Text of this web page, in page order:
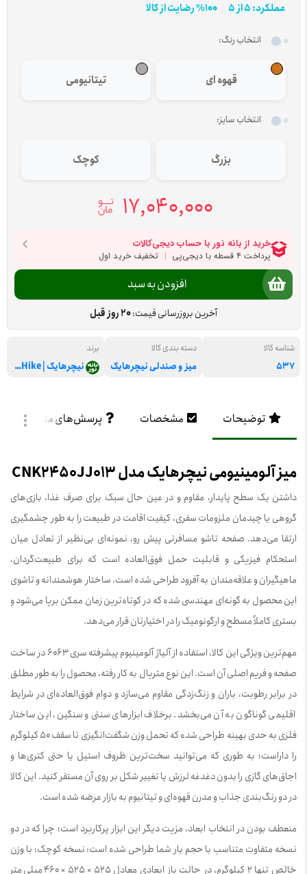
عملکرد: 5 از 5
100% رضایت از کالا
انتخاب رنگ:
قهوه ای تیتانیومی
انتخاب سایز:
بزرگ کوچک
17,040,000
افزودن به سبد
آخرین بروزرسانی قیمت:20 روز قبل
شناسه کالا
537
دسته بندی کالا
میز و صندلی نیچرهایک
برند
نیچرهایک | NatureHike
توضیحات مشخصات پرسش‌های متداول
میز آلومینیومی نیچرهایک مدل CNK2450JJ013
داشتن یک سطح پایدار، مقاوم و در عین حال سبک برای صرف غذا، بازی‌های
گروهی یا چیدمان ملزومات سفری، کیفیت اقامت در طبیعت را به طور چشمگیری
ارتقا می‌دهد. صفحه تاشو مسافرتی پیش رو، نمونه‌ای بی‌نظیر از تعادل میان
استحکام فیزیکی و قابلیت حمل فوق‌العاده است که برای طبیعت‌گردان،
ماهیگیران و علاقه‌مندان به آفرود طراحی شده است. ساختار هوشمندانه و تاشوی
این محصول به گونه‌ای مهندسی شده که در کوتاه‌ترین زمان ممکن برپا می‌شود و
بستری کاملاً مسطح و ارگونومیک را در اختیارتان قرار می‌دهد.
مهم‌ترین ویژگی این کالا، استفاده از آلیاژ آلومینیوم پیشرفته سری 6063 در ساخت
صفحه و فریم اصلی آن است. این نوع متریال به کار رفته، محصول را به طور مطلق
در برابر رطوبت، باران و زنگ‌زدگی مقاوم می‌سازد و دوام فوق‌العاده‌ای در شرایط
اقلیمی گوناگون به آن می‌بخشد. برخلاف ابزارهای سنتی و سنگین، این ساختار
فلزی به حدی بهینه طراحی شده که تحمل وزن شگفت‌انگیزی تا سقف 50 کیلوگرم
را داراست؛ به طوری که می‌توانید سخت‌ترین ظروف استیل یا حتی کتری‌ها و
اجاق‌های گازی را بدون دغدغه لرزش یا تغییر شکل بر روی آن مستقر کنید. این کالا
در دو رنگ‌بندی جذاب و مدرن قهوه‌ای و تیتانیوم به بازار عرضه شده است.
منعطف بودن در انتخاب ابعاد، مزیت دیگر این ابزار پرکاربرد است؛ چرا که در دو
نسخه متفاوت متناسب با حجم بار شما طراحی شده است: نسخه کوچک: با وزن
خالص تنها 2 کیلوگرم، در حالت باز ابعادی معادل 525 × 525 × 460 میلی‌متر